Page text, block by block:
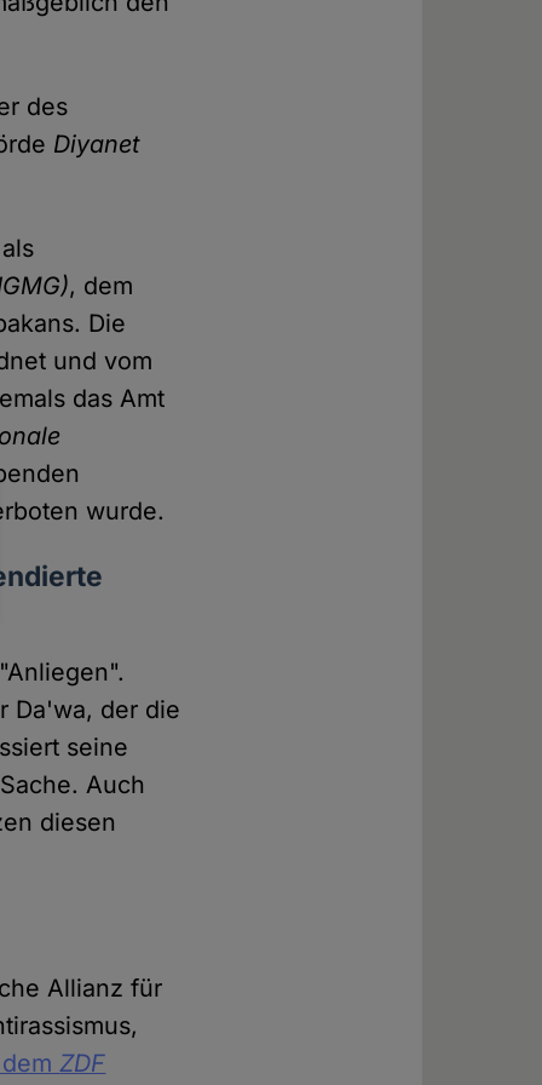
des
Diyanet
, dem
Die
und vom
das Amt
wurde.
Da'wa, der die
seine
Auch
diesen
Allianz für
demZDF